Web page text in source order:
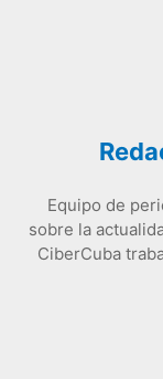
Equipo de
sobre la
CiberCuba